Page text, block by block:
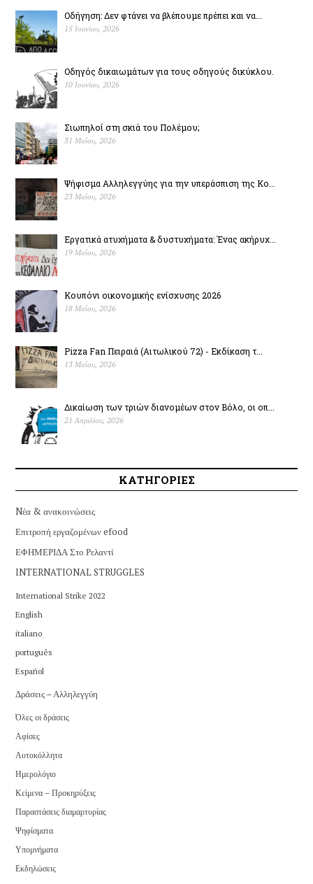
Οδήγηση: Δεν φτάνει να βλέπουμε πρέπει και να...
15 Ιουνίου, 2026
Οδηγός δικαιωμάτων για τους οδηγούς δικύκλου.
10 Ιουνίου, 2026
Σιωπηλοί στη σκιά του Πολέµου;
31 Μαΐου, 2026
Ψήφισμα Αλληλεγγύης για την υπεράσπιση της Κο...
23 Μαΐου, 2026
Εργατικά ατυχήματα & δυστυχήµατα: Ένας ακήρυχ...
19 Μαΐου, 2026
Κουπόνι οικονομικής ενίσχυσης 2026
18 Μαΐου, 2026
Pizza Fan Πειραιά (Αιτωλικού 72) - Εκδίκαση τ...
13 Μαΐου, 2026
Δικαίωση των τριών διανομέων στον Βόλο, οι οπ...
21 Απριλίου, 2026
ΚΑΤΗΓΟΡΙΕΣ
Nέα & ανακοινώσεις
Επιτροπή εργαζομένων efood
ΕΦΗΜΕΡΙΔΑ Στο Ρελαντί
INTERNATIONAL STRUGGLES
International Strike 2022
English
italiano
português
Español
Δράσεις – Αλληλεγγύη
Όλες οι δράσεις
Αφίσες
Αυτοκόλλητα
Ημερολόγιο
Κείμενα – Προκηρύξεις
Παραστάσεις διαμαρτυρίας
Ψηφίσματα
Υπομνήματα
Εκδηλώσεις